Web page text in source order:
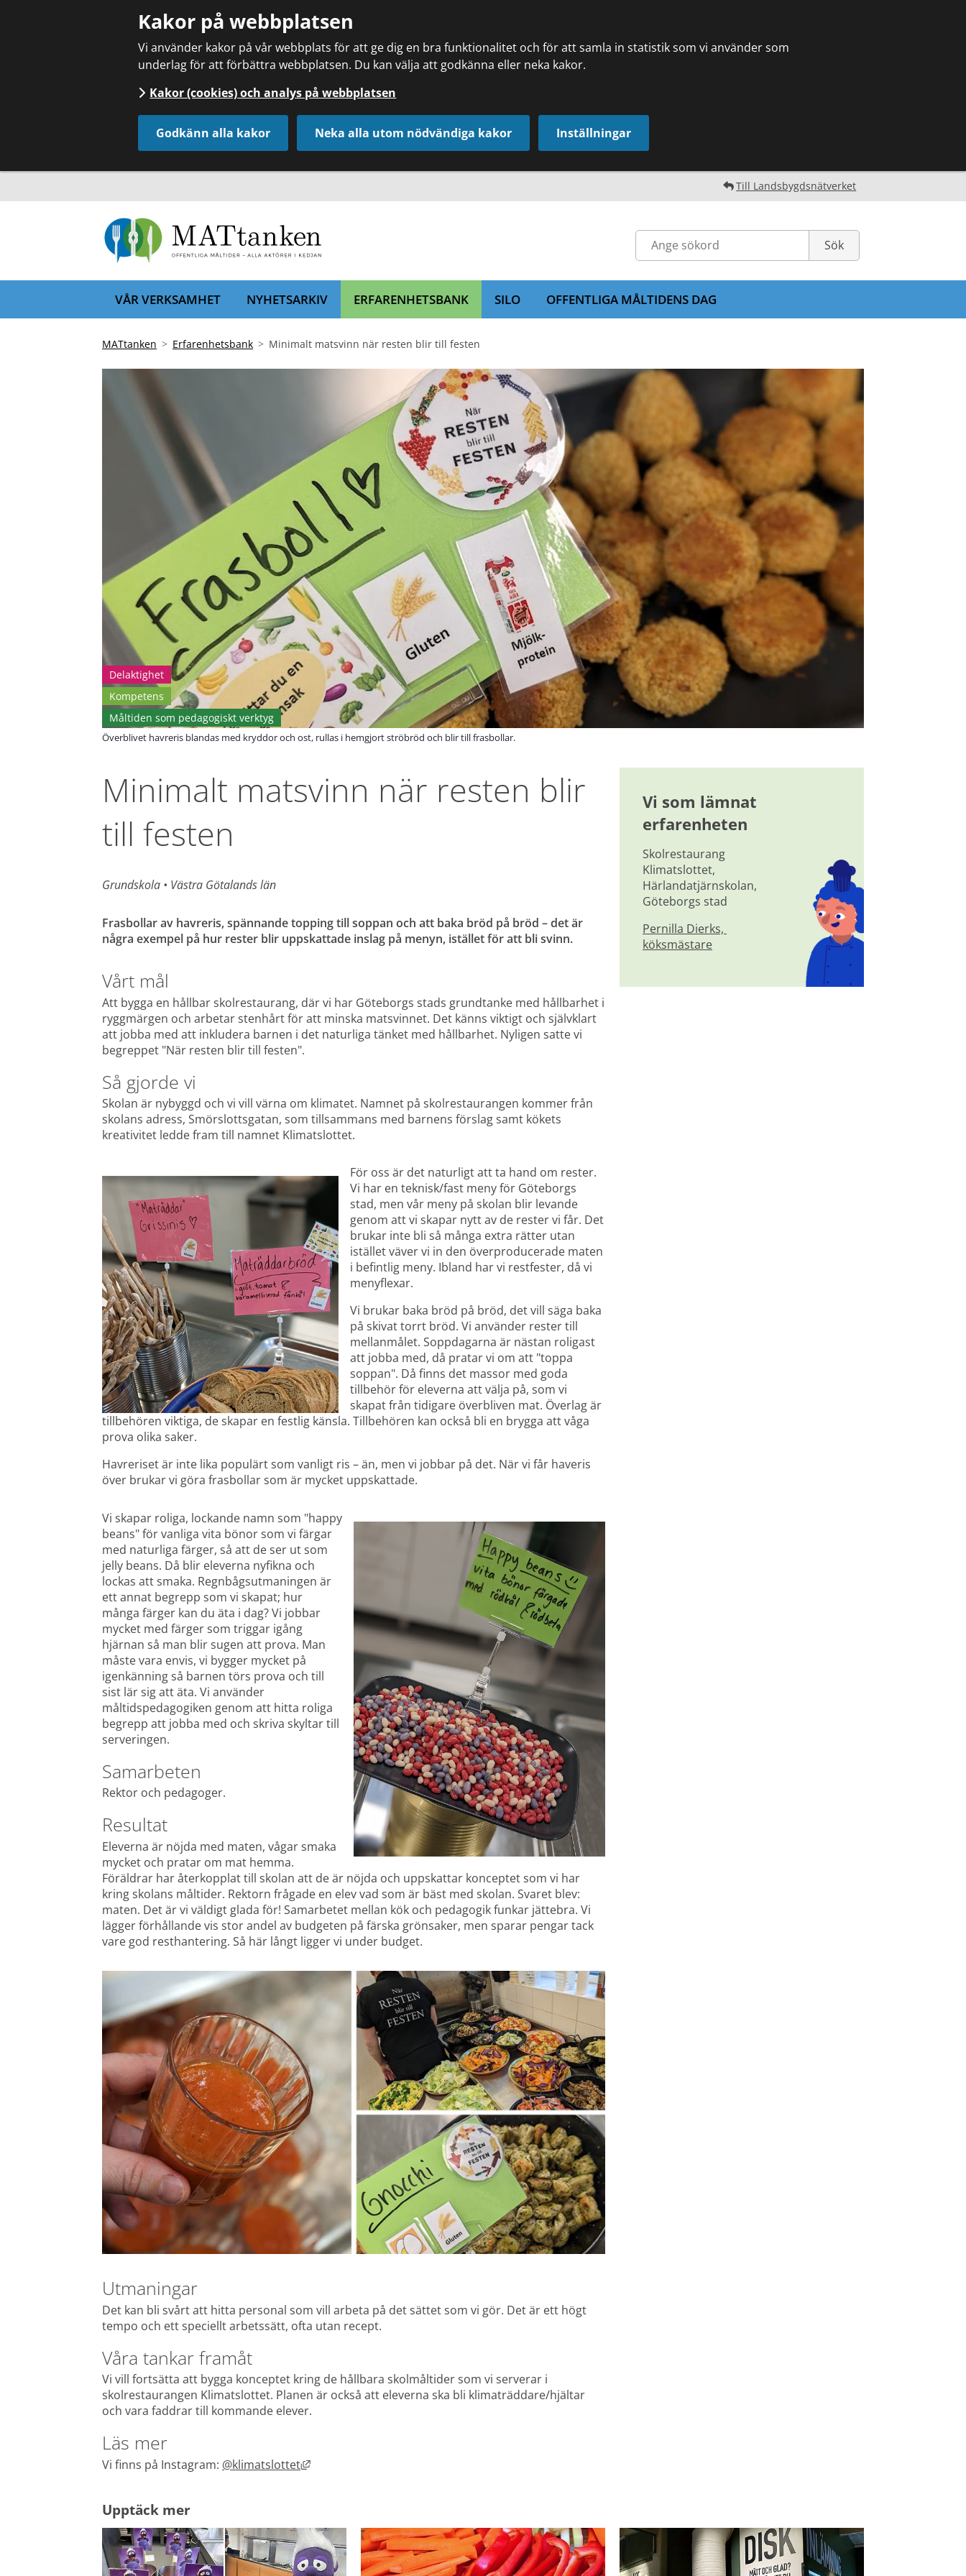
Kakor på webbplatsen
Vi använder kakor på vår webbplats för att ge dig en bra funktionalitet och för att samla in statistik som vi använder som
underlag för att förbättra webbplatsen. Du kan välja att godkänna eller neka kakor.
Kakor (cookies) och analys på webbplatsen
Godkänn alla kakor Neka alla utom nödvändiga kakor Inställningar
Till Landsbygdsnätverket
VÅR VERKSAMHET NYHETSARKIV ERFARENHETSBANK SILO OFFENTLIGA MÅLTIDENS DAG
MATtanken Erfarenhetsbank Minimalt matsvinn när resten blir till festen
Överblivet havreris blandas med kryddor och ost, rullas i hemgjort ströbröd och blir till frasbollar.
Delaktighet
Kompetens
Måltiden som pedagogiskt verktyg
Minimalt matsvinn när resten blir
till festen
Grundskola • Västra Götalands län
Frasbollar av havreris, spännande topping till soppan och att baka bröd på bröd – det är
några exempel på hur rester blir uppskattade inslag på menyn, istället för att bli svinn.
Vårt mål
Att bygga en hållbar skolrestaurang, där vi har Göteborgs stads grundtanke med hållbarhet i
ryggmärgen och arbetar stenhårt för att minska matsvinnet. Det känns viktigt och självklart
att jobba med att inkludera barnen i det naturliga tänket med hållbarhet. Nyligen satte vi
begreppet "När resten blir till festen".
Så gjorde vi
Skolan är nybyggd och vi vill värna om klimatet. Namnet på skolrestaurangen kommer från
skolans adress, Smörslottsgatan, som tillsammans med barnens förslag samt kökets
kreativitet ledde fram till namnet Klimatslottet.
För oss är det naturligt att ta hand om rester.
Vi har en teknisk/fast meny för Göteborgs
stad, men vår meny på skolan blir levande
genom att vi skapar nytt av de rester vi får. Det
brukar inte bli så många extra rätter utan
istället väver vi in den överproducerade maten
i befintlig meny. Ibland har vi restfester, då vi
menyflexar.
Vi brukar baka bröd på bröd, det vill säga baka
på skivat torrt bröd. Vi använder rester till
mellanmålet. Soppdagarna är nästan roligast
att jobba med, då pratar vi om att "toppa
soppan". Då finns det massor med goda
tillbehör för eleverna att välja på, som vi
skapat från tidigare överbliven mat. Överlag är
tillbehören viktiga, de skapar en festlig känsla. Tillbehören kan också bli en brygga att våga
prova olika saker.
Havreriset är inte lika populärt som vanligt ris – än, men vi jobbar på det. När vi får haveris
över brukar vi göra frasbollar som är mycket uppskattade.
Vi skapar roliga, lockande namn som "happy
beans" för vanliga vita bönor som vi färgar
med naturliga färger, så att de ser ut som
jelly beans. Då blir eleverna nyfikna och
lockas att smaka. Regnbågsutmaningen är
ett annat begrepp som vi skapat; hur
många färger kan du äta i dag? Vi jobbar
mycket med färger som triggar igång
hjärnan så man blir sugen att prova. Man
måste vara envis, vi bygger mycket på
igenkänning så barnen törs prova och till
sist lär sig att äta. Vi använder
måltidspedagogiken genom att hitta roliga
begrepp att jobba med och skriva skyltar till
serveringen.
Samarbeten
Rektor och pedagoger.
Resultat
Eleverna är nöjda med maten, vågar smaka
mycket och pratar om mat hemma.
Föräldrar har återkopplat till skolan att de är nöjda och uppskattar konceptet som vi har
kring skolans måltider. Rektorn frågade en elev vad som är bäst med skolan. Svaret blev:
maten. Det är vi väldigt glada för! Samarbetet mellan kök och pedagogik funkar jättebra. Vi
lägger förhållande vis stor andel av budgeten på färska grönsaker, men sparar pengar tack
vare god resthantering. Så här långt ligger vi under budget.
Utmaningar
Det kan bli svårt att hitta personal som vill arbeta på det sättet som vi gör. Det är ett högt
tempo och ett speciellt arbetssätt, ofta utan recept.
Våra tankar framåt
Vi vill fortsätta att bygga konceptet kring de hållbara skolmåltider som vi serverar i
skolrestaurangen Klimatslottet. Planen är också att eleverna ska bli klimaträddare/hjältar
och vara faddrar till kommande elever.
Läs mer
Vi finns på Instagram: @klimatslottet Länk till annan webbplats, öppnas i nytt fönster.
Vi som lämnat
erfarenheten
Skolrestaurang
Klimatslottet,
Härlandatjärnskolan,
Göteborgs stad
Pernilla Dierks,
köksmästare
Upptäck mer